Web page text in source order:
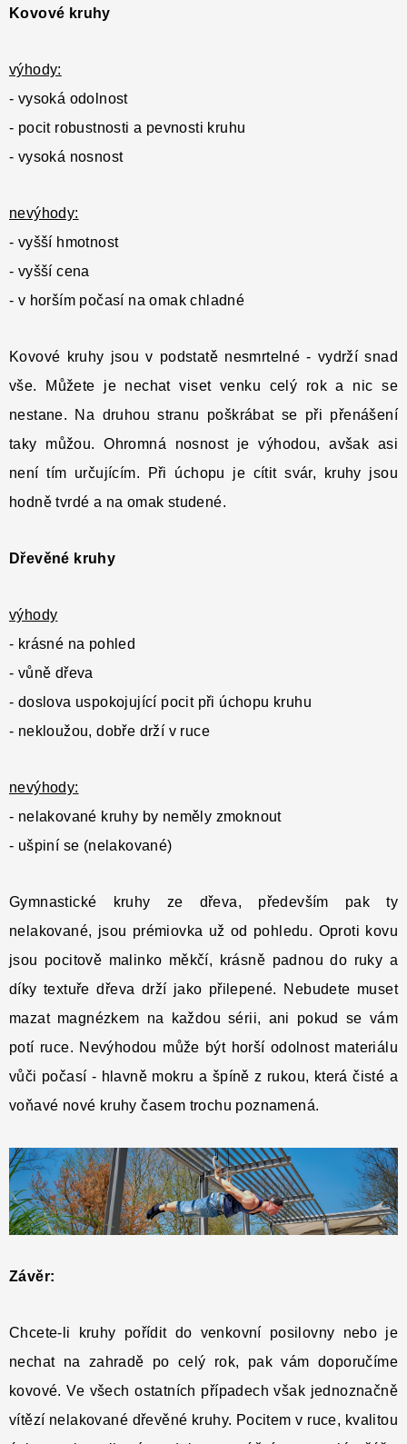
Kovové kruhy
výhody:
- vysoká odolnost
- pocit robustnosti a pevnosti kruhu
- vysoká nosnost
nevýhody:
- vyšší hmotnost
- vyšší cena
- v horším počasí na omak chladné
Kovové kruhy jsou v podstatě nesmrtelné - vydrží snad
vše. Můžete je nechat viset venku celý rok a nic se
nestane. Na druhou stranu poškrábat se při přenášení
taky můžou. Ohromná nosnost je výhodou, avšak asi
není tím určujícím. Při úchopu je cítit svár, kruhy jsou
hodně tvrdé a na omak studené.
Dřevěné kruhy
výhody
- krásné na pohled
- vůně dřeva
- doslova uspokojující pocit při úchopu kruhu
- nekloužou, dobře drží v ruce
nevýhody:
- nelakované kruhy by neměly zmoknout
- ušpiní se (nelakované)
Gymnastické kruhy ze dřeva, především pak ty
nelakované, jsou prémiovka už od pohledu. Oproti kovu
jsou pocitově malinko měkčí, krásně padnou do ruky a
díky textuře dřeva drží jako přilepené. Nebudete muset
mazat magnézkem na každou sérii, ani pokud se vám
potí ruce. Nevýhodou může být horší odolnost materiálu
vůči počasí - hlavně mokru a špíně z rukou, která čisté a
voňavé nové kruhy časem trochu poznamená.
Závěr:
Chcete-li kruhy pořídit do venkovní posilovny nebo je
nechat na zahradě po celý rok, pak vám doporučíme
kovové. Ve všech ostatních případech však jednoznačně
vítězí nelakované dřevěné kruhy. Pocitem v ruce, kvalitou